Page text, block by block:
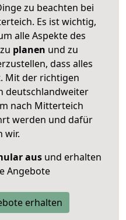
zu beachten bei
Es ist wichtig,
alle Aspekte des
zu planen und zu
dass alles
Mit der richtigen
deutschlandweiter
nach Mitterteich
werden und dafür
wir.
ausund erhalten
Angebote
erhalten